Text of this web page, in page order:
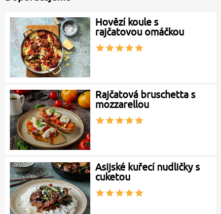
Hovězí koule s
rajčatovou omáčkou
Rajčatová bruschetta s
mozzarellou
Asijské kuřecí nudličky s
cuketou